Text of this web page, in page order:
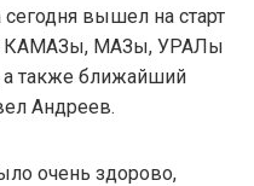
вышел на старт
КАМАЗы, МАЗы, УРАЛы
а также ближайший
Андреев.
очень здорово,